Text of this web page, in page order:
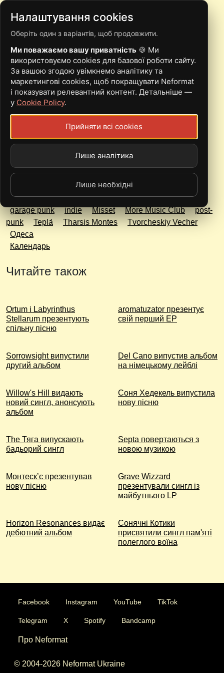
02.04 | ОДЕСА | TEPLА́,
MISSET, TVORCHESKIY
VECHER, THARSIS
MONTES
Sun, 02.04.23 - 06:30
More Music Club
100+ грн
garage punk indie Misset More Music Club
post-
punk
Teplа́ Tharsis Montes
Tvorcheskiy Vecher
Одеса
Календарь
Читайте також
Ortum і Labyrinthus
Stellarum презентують
спільну пісню
aromatuzator презентує
свій перший EP
Sorrowsight випустили
другий альбом
Del Cano випустив альбом
на німецькому лейблі
Willow's Hill видають
новий сингл, анонсують
альбом
Соня Хедекель випустила
нову пісню
The Тяга випускають
бадьорий сингл
Septa повертаються з
новою музикою
Монтескʼє презентував
нову пісню
Grave Wizzard
презентували сингл із
майбутнього LP
Horizon Resonances видає
дебютний альбом
Сонячні Котики
присвятили сингл пам'яті
полеглого воїна
Facebook Instagram YouTube TikTok
Telegram X Spotify Bandcamp
Про Neformat
© 2004-2026 Neformat Ukraine
Налаштування cookies
Оберіть один з варіантів, щоб продовжити.
Ми поважаємо вашу приватність 🍪 Ми
використовуємо cookies для базової роботи сайту.
За вашою згодою увімкнемо аналітику та
маркетингові cookies, щоб покращувати Neformat
і показувати релевантний контент. Детальніше —
у Cookie Policy.
Прийняти всі cookies
Лише аналітика
Лише необхідні